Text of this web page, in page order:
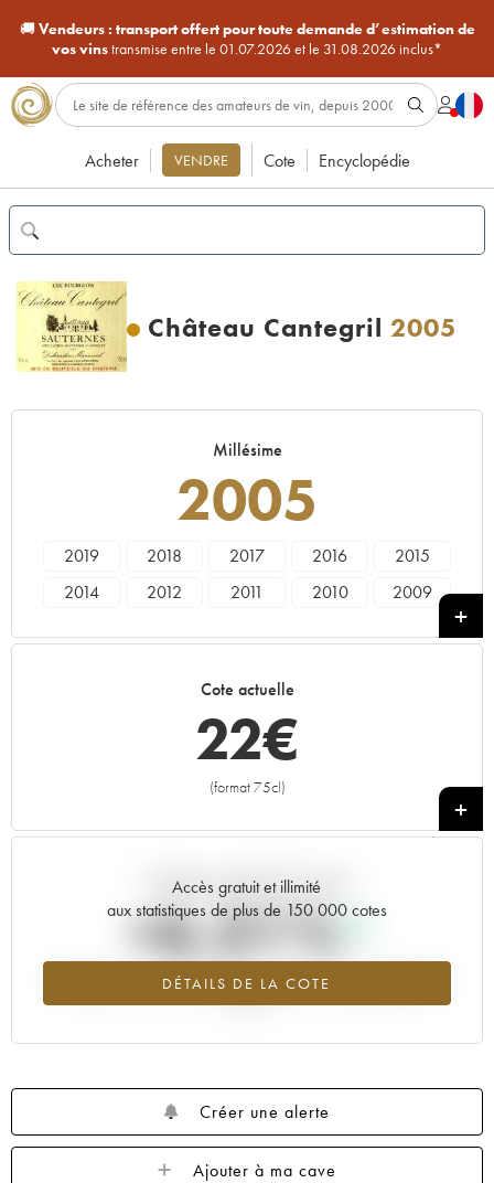
🚚Vendeurs : transport offert pour toute demande d’estimation de
vos vinstransmise entre le 01.07.2026 et le 31.08.2026 inclus*
Acheter VENDRE Cote Encyclopédie
Château Cantegril 2005
Millésime
2005
2019 2018 2017 2016
2015
2014
2012 2011 2010
2009
1995
1988
Cote actuelle
22€
(format 75cl)
+
Accès gratuit et illimité
aux statistiques de plus de 150 000 cotes
DÉTAILS DE LA COTE
Tendance actuelle de la cote
+6.31%
Tendance à la hausse du millésime 2005 en 2026 par rapport à
Créer une alerte
Ajouter à ma cave